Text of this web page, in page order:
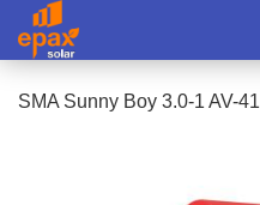
SMA Sunny Boy 3.0-1 AV-41